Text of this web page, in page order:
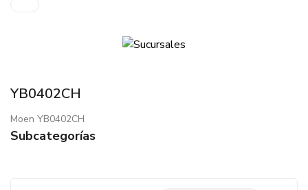
YB0402CH
Moen YB0402CH
Subcategorías